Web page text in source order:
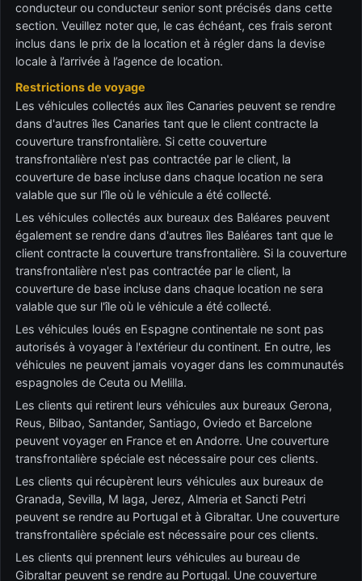
conducteur ou conducteur senior sont précisés dans cette
section. Veuillez noter que, le cas échéant, ces frais seront
inclus dans le prix de la location et à régler dans la devise
locale à l’arrivée à l’agence de location.
Restrictions de voyage
Les véhicules collectés aux îles Canaries peuvent se rendre
dans d'autres îles Canaries tant que le client contracte la
couverture transfrontalière. Si cette couverture
transfrontalière n'est pas contractée par le client, la
couverture de base incluse dans chaque location ne sera
valable que sur l'île où le véhicule a été collecté.
Les véhicules collectés aux bureaux des Baléares peuvent
également se rendre dans d'autres îles Baléares tant que le
client contracte la couverture transfrontalière. Si la couverture
transfrontalière n'est pas contractée par le client, la
couverture de base incluse dans chaque location ne sera
valable que sur l'île où le véhicule a été collecté.
Les véhicules loués en Espagne continentale ne sont pas
autorisés à voyager à l'extérieur du continent. En outre, les
véhicules ne peuvent jamais voyager dans les communautés
espagnoles de Ceuta ou Melilla.
Les clients qui retirent leurs véhicules aux bureaux Gerona,
Reus, Bilbao, Santander, Santiago, Oviedo et Barcelone
peuvent voyager en France et en Andorre. Une couverture
transfrontalière spéciale est nécessaire pour ces clients.
Les clients qui récupèrent leurs véhicules aux bureaux de
Granada, Sevilla, M laga, Jerez, Almeria et Sancti Petri
peuvent se rendre au Portugal et à Gibraltar. Une couverture
transfrontalière spéciale est nécessaire pour ces clients.
Les clients qui prennent leurs véhicules au bureau de
Gibraltar peuvent se rendre au Portugal. Une couverture